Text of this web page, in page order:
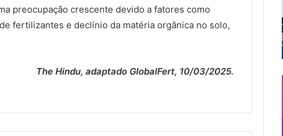
preocupação crescente devido a fatores como
fertilizantes e declínio da matéria orgânica no solo,
The Hindu, adaptado GlobalFert, 10/03/2025.